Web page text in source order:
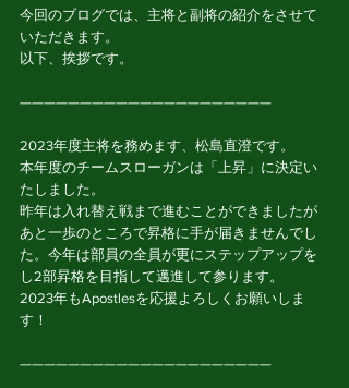
今回のブログでは、主将と副将の紹介をさせて
いただきます。
以下、挨拶です。
—————————————————————
2023年度主将を務めます、松島直澄です。
本年度のチームスローガンは「上昇」に決定い
たしました。
昨年は入れ替え戦まで進むことができましたが
あと一歩のところで昇格に手が届きませんでし
た。今年は部員の全員が更にステップアップを
し2部昇格を目指して邁進して参ります。
2023年もApostlesを応援よろしくお願いしま
す！
—————————————————————